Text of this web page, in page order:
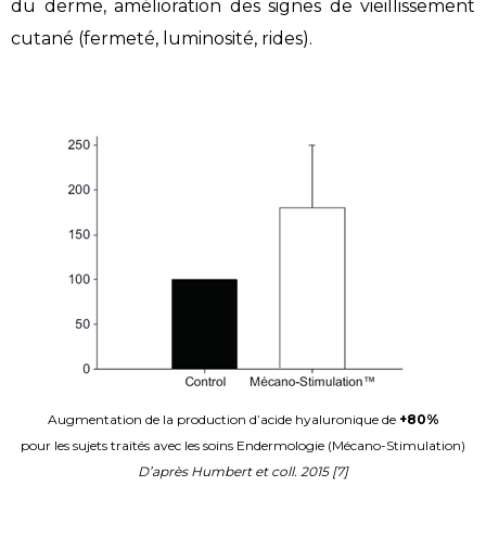
du derme, amélioration des signes de vieillissement
cutané (fermeté, luminosité, rides).
Augmentation de la production d’acide hyaluronique de +80%
pour les sujets traités avec les soins Endermologie (Mécano-Stimulation)
D’après Humbert et coll. 2015 [7]